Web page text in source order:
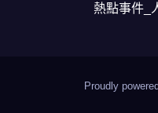
熱點事件_
Proudly